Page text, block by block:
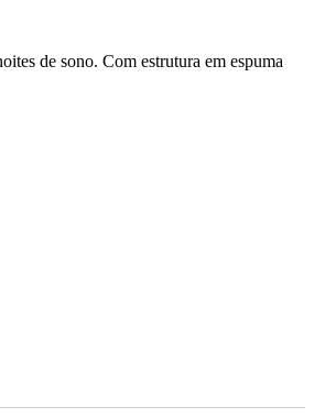
de sono. Com estrutura em espuma